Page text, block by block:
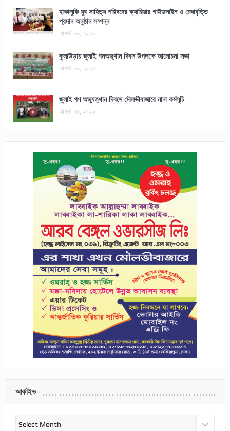
হাকালুকি যুব সাহিত্য পরিষদের ক্যারিয়ার গাইডলাইন ও মেধাবৃত্তি
প্রদান অনুষ্ঠান সম্পন্ন
আগস্ট ০৬, ২০২৬
কুলাউড়ায় জুলাই গনঅভূথান দিবস উপলক্ষে আলোচনা সভা
আগস্ট ০৬, ২০২৬
জুলাই গণ অভ্যুত্থান দিবসে মৌলভীবাজারে নানা কর্মসূচি
আগস্ট ০৫, ২০২৬
আর্কাইভ